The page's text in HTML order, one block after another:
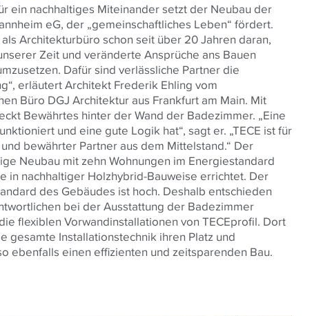
ein nachhaltiges Miteinander setzt der Neubau der
eG, der „gemeinschaftliches Leben“ fördert.
Architekturbüro schon seit über 20 Jahren daran,
Zeit und veränderte Ansprüche ans Bauen
Dafür sind verlässliche Partner die
erläutert Architekt Frederik Ehling vom
Büro DGJ Architektur aus Frankfurt am Main. Mit
Bewährtes hinter der Wand der Badezimmer. „Eine
und eine gute Logik hat“, sagt er. „TECE ist für
bewährter Partner aus dem Mittelstand.“ Der
Neubau mit zehn Wohnungen im Energiestandard
in nachhaltiger Holzhybrid-Bauweise errichtet. Der
des Gebäudes ist hoch. Deshalb entschieden
bei der Ausstattung der Badezimmer
flexiblen Vorwandinstallationen von TECEprofil. Dort
gesamte Installationstechnik ihren Platz und
ebenfalls einen effizienten und zeitsparenden Bau.